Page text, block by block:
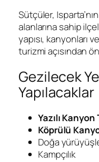
Sütçüler,
alanlarına sahip
yapısı, kanyonları
turizmi açısından
Gezilecek
Yapılacaklar
Yazılı
Köprülü
Doğa
Kampçılık